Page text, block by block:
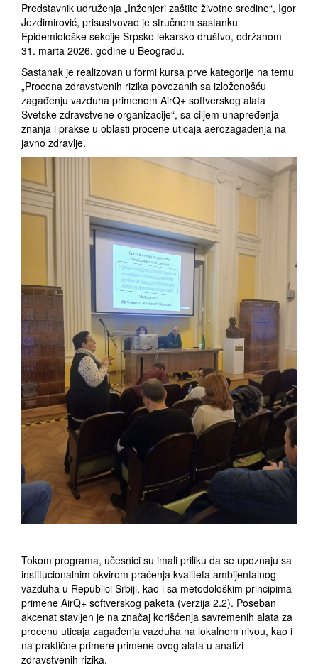
Predstavnik udruženja „Inženjeri zaštite životne sredine“, Igor
Jezdimirović, prisustvovao je stručnom sastanku
Epidemiološke sekcije Srpsko lekarsko društvo, održanom
31. marta 2026. godine u Beogradu.
Sastanak je realizovan u formi kursa prve kategorije na temu
„Procena zdravstvenih rizika povezanih sa izloženošću
zagađenju vazduha primenom AirQ+ softverskog alata
Svetske zdravstvene organizacije“, sa ciljem unapređenja
znanja i prakse u oblasti procene uticaja aerozagađenja na
javno zdravlje.
Tokom programa, učesnici su imali priliku da se upoznaju sa
institucionalnim okvirom praćenja kvaliteta ambijentalnog
vazduha u Republici Srbiji, kao i sa metodološkim principima
primene AirQ+ softverskog paketa (verzija 2.2). Poseban
akcenat stavljen je na značaj korišćenja savremenih alata za
procenu uticaja zagađenja vazduha na lokalnom nivou, kao i
na praktične primere primene ovog alata u analizi
zdravstvenih rizika.